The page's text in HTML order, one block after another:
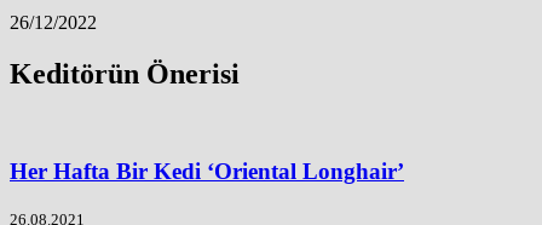
26/12/2022
Keditörün Önerisi
Her Hafta Bir Kedi ‘Oriental Longhair’
26.08.2021